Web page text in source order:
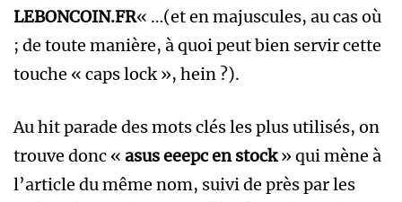
LEBONCOIN.FR« …(et en majuscules, au cas où
; de toute manière, à quoi peut bien servir cette
touche « caps lock », hein ?).
Au hit parade des mots clés les plus utilisés, on
trouve donc « asus eeepc en stock» qui mène à
l’article du même nom, suivi de près par les